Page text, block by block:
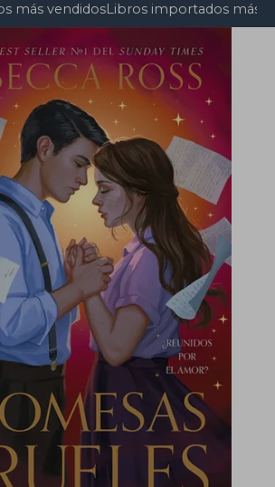
más vendidosLibros importados más